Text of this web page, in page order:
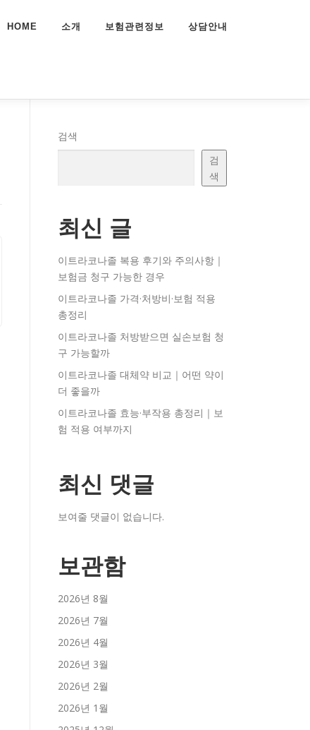
HOME 소개 보험관련정보 상담안내
검색
검
색
최신 글
이트라코나졸 복용 후기와 주의사항｜
보험금 청구 가능한 경우
이트라코나졸 가격·처방비·보험 적용
총정리
이트라코나졸 처방받으면 실손보험 청
구 가능할까
이트라코나졸 대체약 비교｜어떤 약이
더 좋을까
이트라코나졸 효능·부작용 총정리｜보
험 적용 여부까지
최신 댓글
보여줄 댓글이 없습니다.
보관함
2026년 8월
2026년 7월
2026년 4월
2026년 3월
2026년 2월
2026년 1월